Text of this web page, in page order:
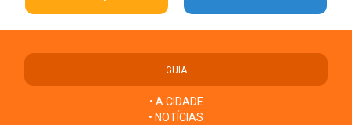
GUIA
• A CIDADE
• NOTÍCIAS